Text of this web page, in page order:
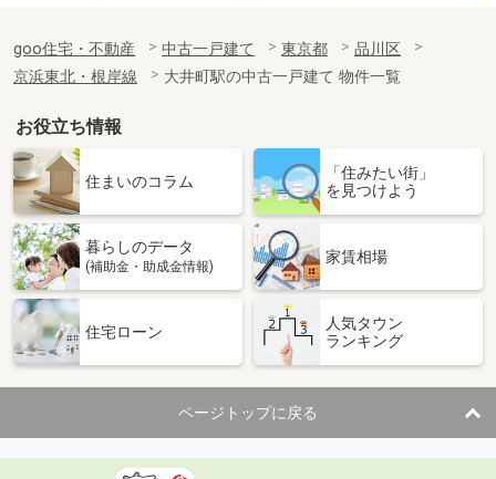
goo住宅・不動産 中古一戸建て 東京都
品川区
京浜東北・根岸線
大井町駅の中古一戸建て 物件一覧
お役立ち情報
住まいのコラム
「住みたい街」
を見つけよう
暮らしのデータ
(補助金・助成金情報)
家賃相場
住宅ローン
人気タウン
ランキング
ページトップに戻る